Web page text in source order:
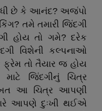
છે કે આનંદ? અજંપો
? તમે તમારી જિંદગી
હોય તો ગમે? દરેક
વિશેની કલ્પનાઓ
તો તૈયાર જ હોય
જિંદગીનું ચિત્ર
આ ચિત્ર આપણી
આપણે દુઃખી થઈએ